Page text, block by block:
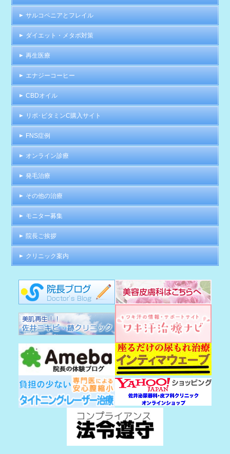
サルコペニアとフレイル
ダイエット・メタボ対策
再生医療
エナジーコーヒー
CBDオイル
リポ･ビタミンC購入サイト
FNS症例
オンライン診療
発毛治療
その他の治療
モニター募集
院長ご挨拶
クリニック案内